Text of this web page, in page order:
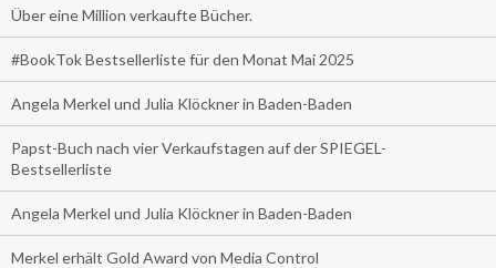
Über eine Million verkaufte Bücher.
#BookTok Bestsellerliste für den Monat Mai 2025
Angela Merkel und Julia Klöckner in Baden-Baden
Papst-Buch nach vier Verkaufstagen auf der SPIEGEL-
Bestsellerliste
Angela Merkel und Julia Klöckner in Baden-Baden
Merkel erhält Gold Award von Media Control